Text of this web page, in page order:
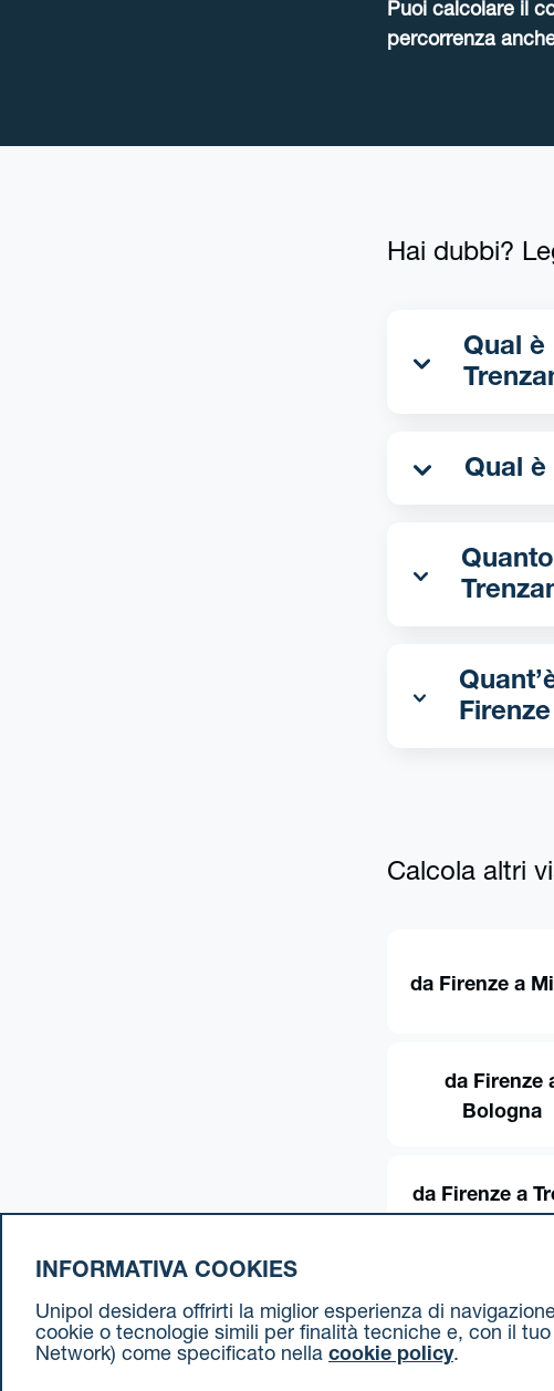
Puoi calcolare il
percorrenza
Hai dubbi?
Qual è il
Quanto
Calcola altri
da Firenze a
da Firenze
Bologna
da Firenze a
INFORMATIVA COOKIES
Unipol desidera offrirti la miglior esperienza di
cookie o tecnologie simili per finalità tecniche e, con il
Network) come specificato nella cookie policy.